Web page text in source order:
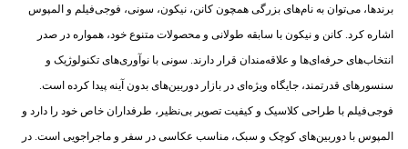
برندها، می‌توان به نام‌های بزرگی همچون کانن، نیکون، سونی، فوجی‌فیلم و المپوس
اشاره کرد. کانن و نیکون با سابقه طولانی و محصولات متنوع خود، همواره در صدر
انتخاب‌های حرفه‌ای‌ها و علاقه‌مندان قرار دارند. سونی با نوآوری‌های تکنولوژیک و
سنسورهای قدرتمند، جایگاه ویژه‌ای در بازار دوربین‌های بدون آینه پیدا کرده است.
فوجی‌فیلم با طراحی کلاسیک و کیفیت تصویر بی‌نظیر، طرفداران خاص خود را دارد و
المپوس با دوربین‌های کوچک و سبک، مناسب عکاسی در سفر و ماجراجویی است. در